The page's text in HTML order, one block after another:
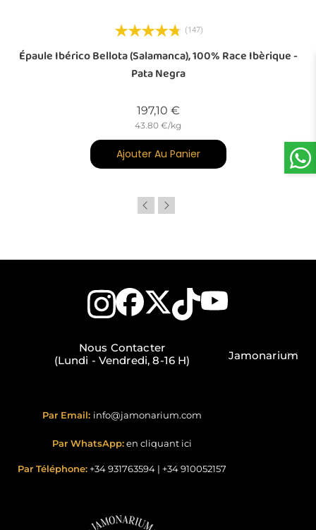
(147)
Épaule Ibérico Bellota (Salamanca), 100% Race Ibèrique -
Pata Negra
197,10 €Prix
43.80 €/kg
Ajouter Au Panier
Nous Contacter
(Lundi - Vendredi, 8-16 H)
Par Email: info@jamonarium.com
Par WhatsApp:en cliquant ici
Par Téléphone: +34 931763594 | +34 910052157
Jamonarium